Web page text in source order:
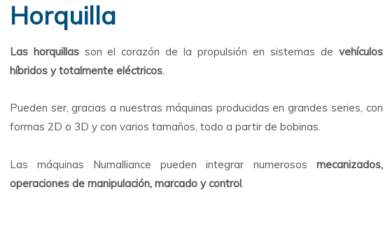
Horquilla
Las horquillasson el corazón de la propulsión en sistemas de vehículos
híbridos y totalmente eléctricos.
Pueden ser, gracias a nuestras máquinas producidas en grandes series, con
formas 2D o 3D y con varios tamaños, todo a partir de bobinas.
Las máquinas Numalliance pueden integrar numerosos mecanizados,
operaciones de manipulación, marcado y control.